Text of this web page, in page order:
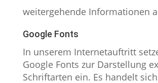
weitergehende Informationen
Google Fonts
In unserem Internetauftritt
Google Fonts zur Darstellung
Schriftarten ein. Es handelt